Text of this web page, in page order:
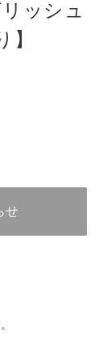
ッシュ
せ